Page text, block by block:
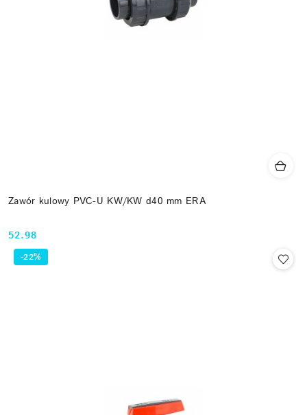
Zawór kulowy PVC-U KW/KW d40 mm ERA
Cena:
52.98
-22%